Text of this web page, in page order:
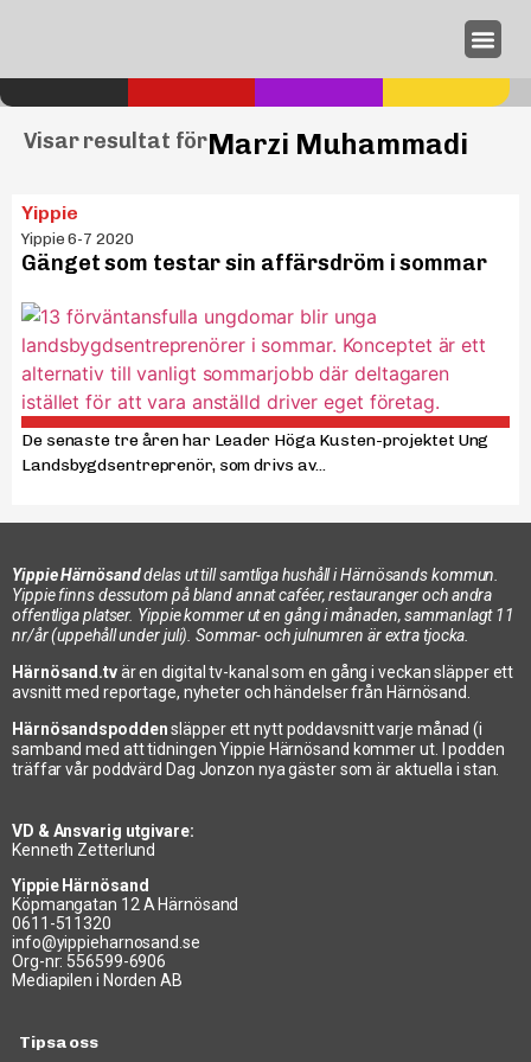
Visar resultat förMarzi Muhammadi
Yippie
Yippie 6-7 2020
Gänget som testar sin affärsdröm i sommar
De senaste tre åren har Leader Höga Kusten-projektet Ung
Landsbygdsentreprenör, som drivs av...
Yippie Härnösanddelas ut till samtliga hushåll i Härnösands kommun.
Yippie finns dessutom på bland annat caféer, restauranger och andra
offentliga platser. Yippie kommer ut en gång i månaden, sammanlagt 11
nr/år (uppehåll under juli). Sommar- och julnumren är extra tjocka.
Härnösand.tvär en digital tv-kanal som en gång i veckan släpper ett
avsnitt med reportage, nyheter och händelser från Härnösand.
Härnösandspoddensläpper ett nytt poddavsnitt varje månad (i
samband med att tidningen Yippie Härnösand kommer ut. I podden
träffar vår poddvärd Dag Jonzon nya gäster som är aktuella i stan.
VD & Ansvarig utgivare:
Kenneth Zetterlund
Yippie Härnösand
Köpmangatan 12 A Härnösand
0611-511320
info@yippieharnosand.se
Org-nr: 556599-6906
Mediapilen i Norden AB
Tipsa oss